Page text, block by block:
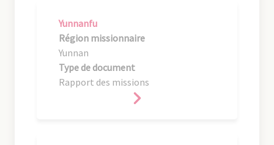
Yunnanfu
Région missionnaire
Yunnan
Type de document
Rapport des missions